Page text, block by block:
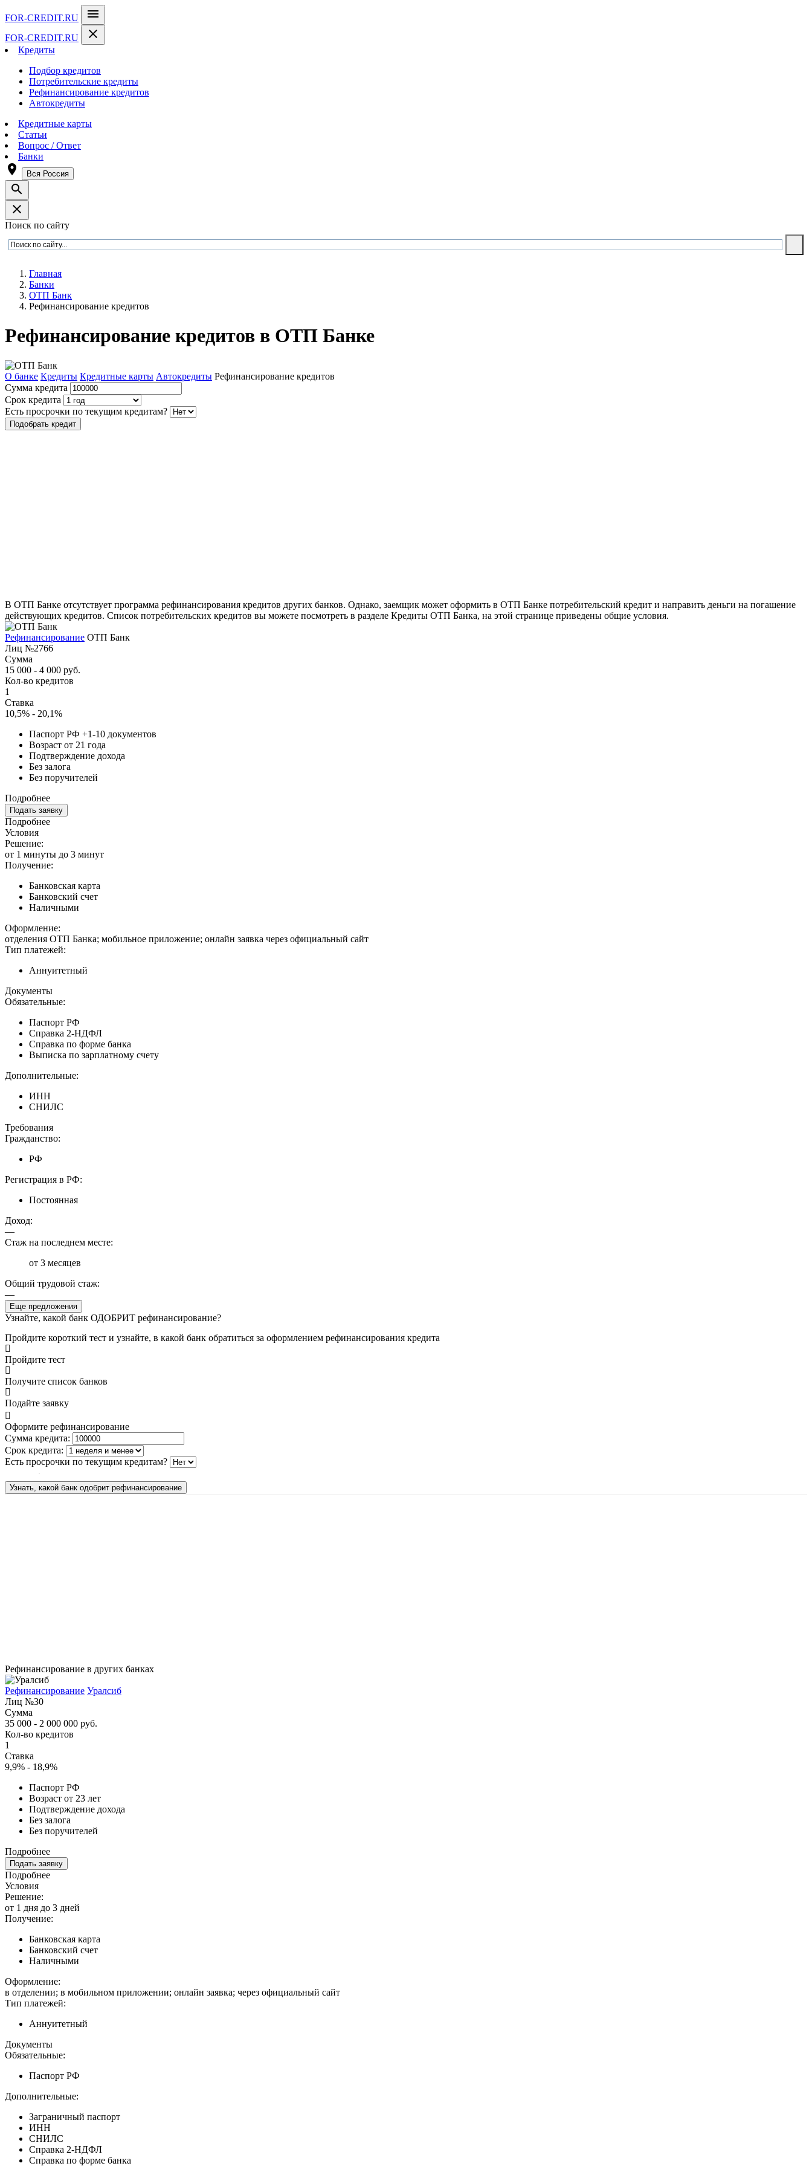
FOR-CREDIT.RU menu
FOR-CREDIT.RU close
Кредиты
Подбор кредитов
Потребительские кредиты
Рефинансирование кредитов
Автокредиты
Кредитные карты
Статьи
Вопрос / Ответ
Банки
room Вся Россия
search
close
Поиск по сайту
Главная
Банки
ОТП Банк
Рефинансирование кредитов
Рефинансирование кредитов в ОТП Банке
О банке Кредиты Кредитные карты Автокредиты Рефинансирование кредитов
Сумма кредита
Срок кредита
Есть просрочки по текущим кредитам?
Подобрать кредит
В ОТП Банке отсутствует программа рефинансирования кредитов других банков. Однако, заемщик может оформить в ОТП Банке потребительский кредит и направить деньги на погашение
действующих кредитов. Список потребительских кредитов вы можете посмотреть в разделе Кредиты ОТП Банка, на этой странице приведены общие условия.
Рефинансирование ОТП Банк
Лиц №2766
Сумма
15 000 - 4 000 руб.
Кол-во кредитов
1
Ставка
10,5% - 20,1%
Паспорт РФ +1-10 документов
Возраст от 21 года
Подтверждение дохода
Без залога
Без поручителей
Подробнее
Подать заявку
Подробнее
Условия
Решение:
от 1 минуты до 3 минут
Получение:
Банковская карта
Банковский счет
Наличными
Оформление:
отделения ОТП Банка; мобильное приложение; онлайн заявка через официальный сайт
Тип платежей:
Аннуитетный
Документы
Обязательные:
Паспорт РФ
Справка 2-НДФЛ
Справка по форме банка
Выписка по зарплатному счету
Дополнительные:
ИНН
СНИЛС
Требования
Гражданство:
РФ
Регистрация в РФ:
Постоянная
Доход:
—
Стаж на последнем месте:
от 3 месяцев
Общий трудовой стаж:
—
Еще предложения
Узнайте, какой банк ОДОБРИТ рефинансирование?
Пройдите короткий тест и узнайте, в какой банк обратиться за оформлением рефинансирования кредита
Пройдите тест
Получите список банков
Подайте заявку
Оформите рефинансирование
Сумма кредита:
Срок кредита:
Есть просрочки по текущим кредитам?
Узнать, какой банк одобрит рефинансирование
Рефинансирование в других банках
Рефинансирование Уралсиб
Лиц №30
Сумма
35 000 - 2 000 000 руб.
Кол-во кредитов
1
Ставка
9,9% - 18,9%
Паспорт РФ
Возраст от 23 лет
Подтверждение дохода
Без залога
Без поручителей
Подробнее
Подать заявку
Подробнее
Условия
Решение:
от 1 дня до 3 дней
Получение:
Банковская карта
Банковский счет
Наличными
Оформление:
в отделении; в мобильном приложении; онлайн заявка; через официальный сайт
Тип платежей:
Аннуитетный
Документы
Обязательные:
Паспорт РФ
Дополнительные:
Заграничный паспорт
ИНН
СНИЛС
Справка 2-НДФЛ
Справка по форме банка